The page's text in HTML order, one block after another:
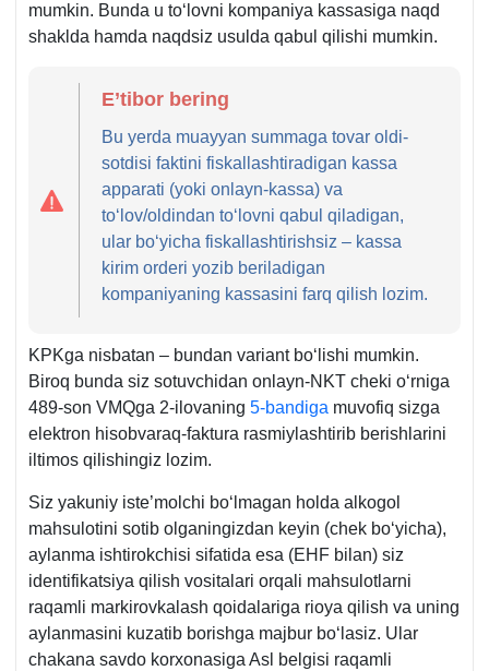
mumkin. Bunda u toʻlovni kompaniya kassasiga naqd
shaklda hamda naqdsiz usulda qabul qilishi mumkin.
E’tibor bering
Bu yerda muayyan summaga tovar oldi-
sotdisi faktini fiskallashtiradigan kassa
apparati (yoki onlayn-kassa) va
toʻlov/oldindan toʻlovni qabul qiladigan,
ular boʻyicha fiskallashtirishsiz – kassa
kirim orderi yozib beriladigan
kompaniyaning kassasini farq qilish lozim.
KPKga nisbatan – bundan variant boʻlishi mumkin.
Biroq bunda siz sotuvchidan onlayn-NKT cheki oʻrniga
489-son VMQga 2-ilovaning 5-bandiga muvofiq sizga
elektron hisobvaraq-faktura rasmiylashtirib berishlarini
iltimos qilishingiz lozim.
Siz yakuniy iste’molchi boʻlmagan holda alkogol
mahsulotini sotib olganingizdan keyin (chek boʻyicha),
aylanma ishtirokchisi sifatida esa (EHF bilan) siz
identifikatsiya qilish vositalari orqali mahsulotlarni
raqamli markirovkalash qoidalariga rioya qilish va uning
aylanmasini kuzatib borishga majbur boʻlasiz. Ular
chakana savdo korхonasiga Asl belgisi raqamli